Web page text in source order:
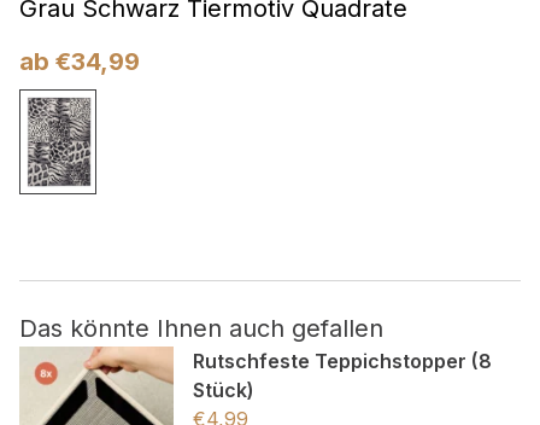
Grau Schwarz Tiermotiv Quadrate
ab €34,99
Das könnte Ihnen auch gefallen
Rutschfeste Teppichstopper (8
Stück)
€4,99
Websites hinweg zu verfolgen. Das Ziel ist es, Anzeigen
anzuzeigen, die für den einzelnen Benutzer relevant und
ansprechend sind und somit wertvoller für Herausgeber und
Werbetreibende Dritter sind.
Nicht kategorisiert.
wurden.
Alle ablehnen
Meine Einstellungen speichern